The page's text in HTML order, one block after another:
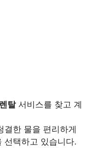
탈서비스를 찾고 계
결한 물을 편리하게
선택하고 있습니다.